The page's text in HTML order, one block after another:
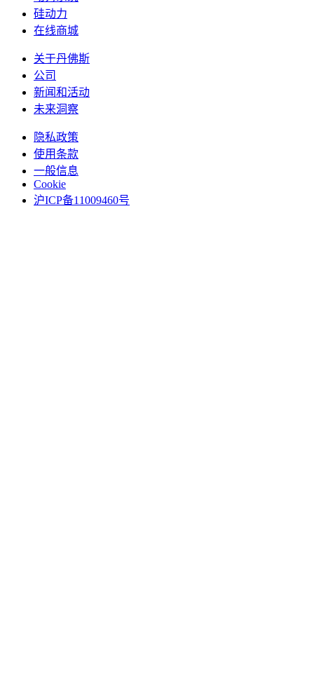
硅动力
在线商城
关于丹佛斯
公司
新闻和活动
未来洞察
隐私政策
使用条款
一般信息
Cookie
沪ICP备11009460号